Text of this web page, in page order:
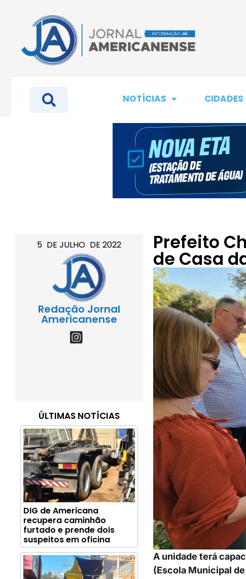
NOTÍCIAS CIDADES
5 DE JULHO DE 2022
Redação Jornal
Americanense
ÚLTIMAS NOTÍCIAS
DIG de Americana
recupera caminhão
furtado e prende dois
suspeitos em oficina
Prefeito
de Casa
A unidade terá
(Escola Municipal